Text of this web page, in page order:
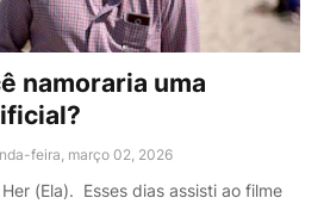
namoraria uma
feira, março 02, 2026
(Ela). Esses dias assisti ao filme